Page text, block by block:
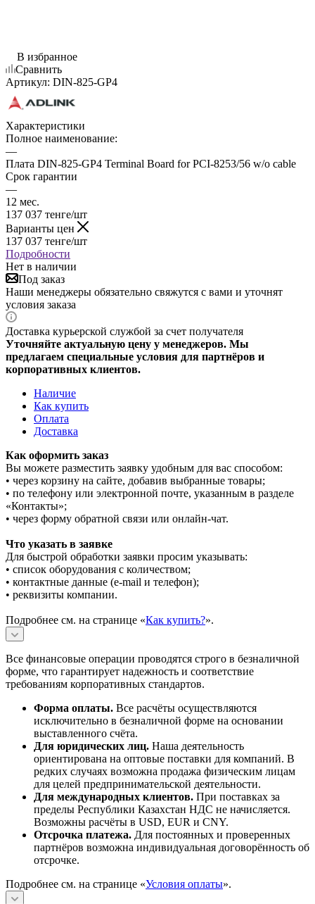
В избранное
Сравнить
Артикул: DIN-825-GP4
Характеристики
Полное наименование:
—
Плата DIN-825-GP4 Terminal Board for PCI-8253/56 w/o cable
Срок гарантии
—
12 мес.
137 037 тенге/шт
Варианты цен
137 037 тенге/шт
Подробности
Нет в наличии
Под заказ
Наши менеджеры обязательно свяжутся с вами и уточнят
условия заказа
Доставка курьерской службой за счет получателя
Уточняйте актуальную цену у менеджеров. Мы
предлагаем специальные условия для партнёров и
корпоративных клиентов.
Наличие
Как купить
Оплата
Доставка
Как оформить заказ
Вы можете разместить заявку удобным для вас способом:
• через корзину на сайте, добавив выбранные товары;
• по телефону или электронной почте, указанным в разделе
«Контакты»;
• через форму обратной связи или онлайн-чат.
Что указать в заявке
Для быстрой обработки заявки просим указывать:
• список оборудования с количеством;
• контактные данные (e-mail и телефон);
• реквизиты компании.
Подробнее см. на странице «Как купить?».
Все финансовые операции проводятся строго в безналичной
форме, что гарантирует надежность и соответствие
требованиям корпоративных стандартов.
Форма оплаты. Все расчёты осуществляются
исключительно в безналичной форме на основании
выставленного счёта.
Для юридических лиц. Наша деятельность
ориентирована на оптовые поставки для компаний. В
редких случаях возможна продажа физическим лицам
для целей предпринимательской деятельности.
Для международных клиентов. При поставках за
пределы Республики Казахстан НДС не начисляется.
Возможны расчёты в USD, EUR и CNY.
Отсрочка платежа. Для постоянных и проверенных
партнёров возможна индивидуальная договорённость об
отсрочке.
Подробнее см. на странице «Условия оплаты».